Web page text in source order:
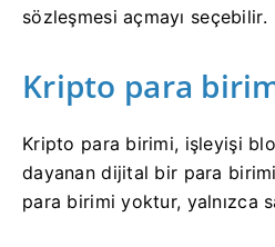
sözleşmesi açmayı seçebilir.
Kripto para
Kripto para birimi, işleyişi
dayanan dijital bir para
para birimi yoktur, yalnızca